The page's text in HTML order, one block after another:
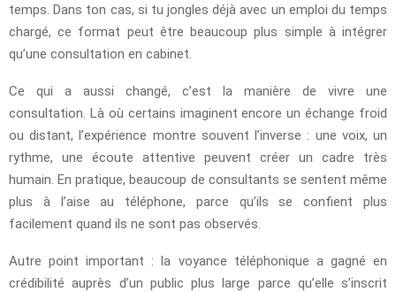
temps. Dans ton cas, si tu jongles déjà avec un emploi du temps
chargé, ce format peut être beaucoup plus simple à intégrer
qu’une consultation en cabinet.
Ce qui a aussi changé, c’est la manière de vivre une
consultation. Là où certains imaginent encore un échange froid
ou distant, l’expérience montre souvent l’inverse : une voix, un
rythme, une écoute attentive peuvent créer un cadre très
humain. En pratique, beaucoup de consultants se sentent même
plus à l’aise au téléphone, parce qu’ils se confient plus
facilement quand ils ne sont pas observés.
Autre point important : la voyance téléphonique a gagné en
crédibilité auprès d’un public plus large parce qu’elle s’inscrit